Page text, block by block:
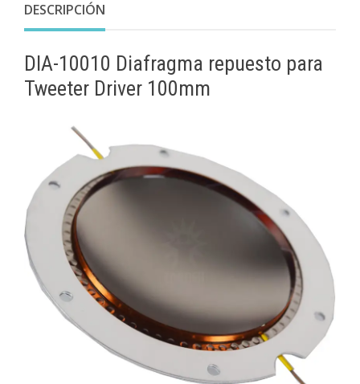
DESCRIPCIÓN
DIA-10010 Diafragma repuesto para
Tweeter Driver 100mm